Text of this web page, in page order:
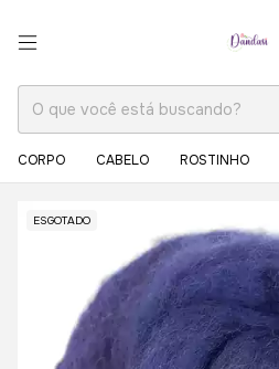
CORPO CABELO ROSTINHO
ESGOTADO